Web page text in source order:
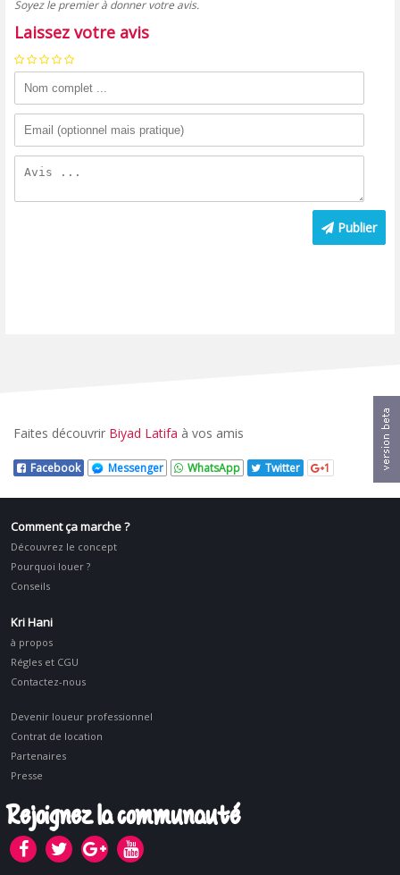
Soyez le premier à donner votre avis.
Laissez votre avis
Publier
Faites découvrir Biyad Latifa à vos amis
Facebook Messenger WhatsApp Twitter 1
Comment ça marche ?
Découvrez le concept
Pourquoi louer ?
Conseils
Kri Hani
à propos
Régles et CGU
Contactez-nous
Devenir loueur professionnel
Contrat de location
Partenaires
Presse
Rejoignez la communauté